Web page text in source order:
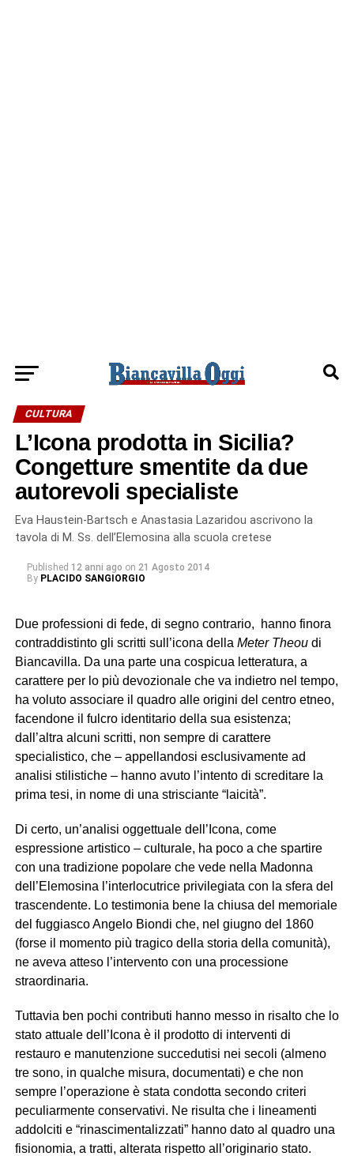
CULTURA
L’Icona prodotta in Sicilia?
Congetture smentite da due
autorevoli specialiste
Eva Haustein-Bartsch e Anastasia Lazaridou ascrivono la
tavola di M. Ss. dell’Elemosina alla scuola cretese
Published 12 anni ago on 21 Agosto 2014
By PLACIDO SANGIORGIO
Due professioni di fede, di segno contrario, hanno finora
contraddistinto gli scritti sull’icona della Meter Theou di
Biancavilla. Da una parte una cospicua letteratura, a
carattere per lo più devozionale che va indietro nel tempo,
ha voluto associare il quadro alle origini del centro etneo,
facendone il fulcro identitario della sua esistenza;
dall’altra alcuni scritti, non sempre di carattere
specialistico, che – appellandosi esclusivamente ad
analisi stilistiche – hanno avuto l’intento di screditare la
prima tesi, in nome di una strisciante “laicità”.
Di certo, un’analisi oggettuale dell’Icona, come
espressione artistico – culturale, ha poco a che spartire
con una tradizione popolare che vede nella Madonna
dell’Elemosina l’interlocutrice privilegiata con la sfera del
trascendente. Lo testimonia bene la chiusa del memoriale
del fuggiasco Angelo Biondi che, nel giugno del 1860
(forse il momento più tragico della storia della comunità),
ne aveva atteso l’intervento con una processione
straordinaria.
Tuttavia ben pochi contributi hanno messo in risalto che lo
stato attuale dell’Icona è il prodotto di interventi di
restauro e manutenzione succedutisi nei secoli (almeno
tre sono, in qualche misura, documentati) e che non
sempre l’operazione è stata condotta secondo criteri
peculiarmente conservativi. Ne risulta che i lineamenti
addolciti e “rinascimentalizzati” hanno dato al quadro una
fisionomia, a tratti, alterata rispetto all’originario stato.